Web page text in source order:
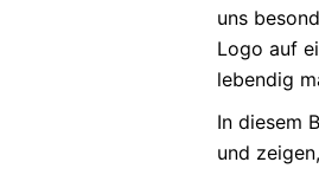
uns
Logo auf
lebendig
In diesem
und